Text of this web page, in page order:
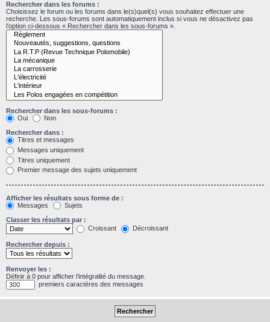
Rechercher dans les forums :
Choisissez le forum ou les forums dans le(s)quel(s) vous souhaitez effectuer une
recherche. Les sous-forums sont automatiquement inclus si vous ne désactivez pas
l’option ci-dessous « Rechercher dans les sous-forums ».
Rechercher dans les sous-forums :
Oui
Non
Rechercher dans :
Titres et messages
Messages uniquement
Titres uniquement
Premier message des sujets uniquement
Afficher les résultats sous forme de :
Messages
Sujets
Classer les résultats par :
Croissant
Décroissant
Rechercher depuis :
Renvoyer les :
Définir à 0 pour afficher l’intégralité du message.
premiers caractères des messages